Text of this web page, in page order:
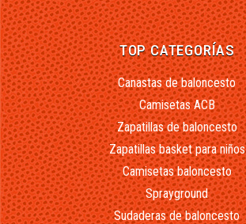
TOP CATEGORÍAS
Canastas de baloncesto
Camisetas ACB
Zapatillas de baloncesto
Zapatillas basket para niños
Camisetas baloncesto
Sprayground
Sudaderas de baloncesto